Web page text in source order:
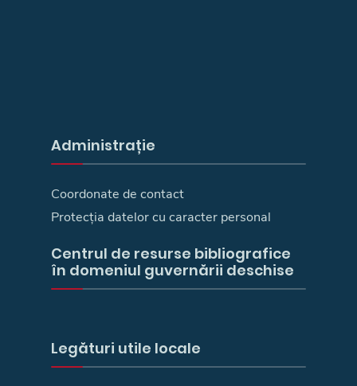
Administrație
Coordonate de contact
Protecția datelor cu caracter personal
Centrul de resurse bibliografice
în domeniul guvernării deschise
Legături utile locale